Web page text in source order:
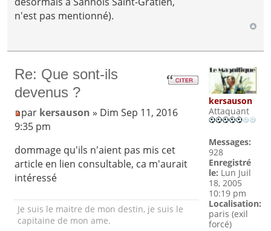
n'est pas mentionné).
Re: Que sont-ils
devenus ?
par kersauson » Dim Sep 11, 2016
9:35 pm
dommage qu'ils n'aient pas mis cet
article en lien consultable, ca m'aurait
intéressé
Je suis le maitre de mon destin, je suis le
capitaine de mon ame.
kersauson
Attaquant
Messages:
928
Enregistré
le: Lun Juil
18, 2005
10:19 pm
Localisation:
paris (exil
forcé)